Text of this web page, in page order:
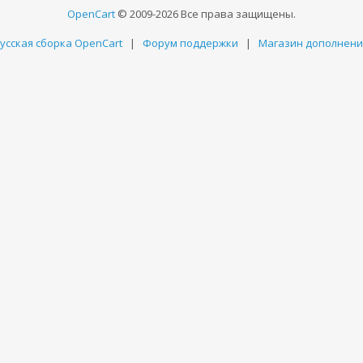
OpenCart © 2009-2026 Все права защищены.
сборка OpenCart | Форум поддержки | Магазин